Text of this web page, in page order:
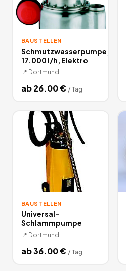
BAUSTELLEN
Schmutzwasserpumpe,
17.000 l/h, Elektro
📍 Dortmund
ab26.00€ / Tag
BAUSTELLEN
Universal-
Schlammpumpe
📍 Dortmund
ab36.00€ / Tag